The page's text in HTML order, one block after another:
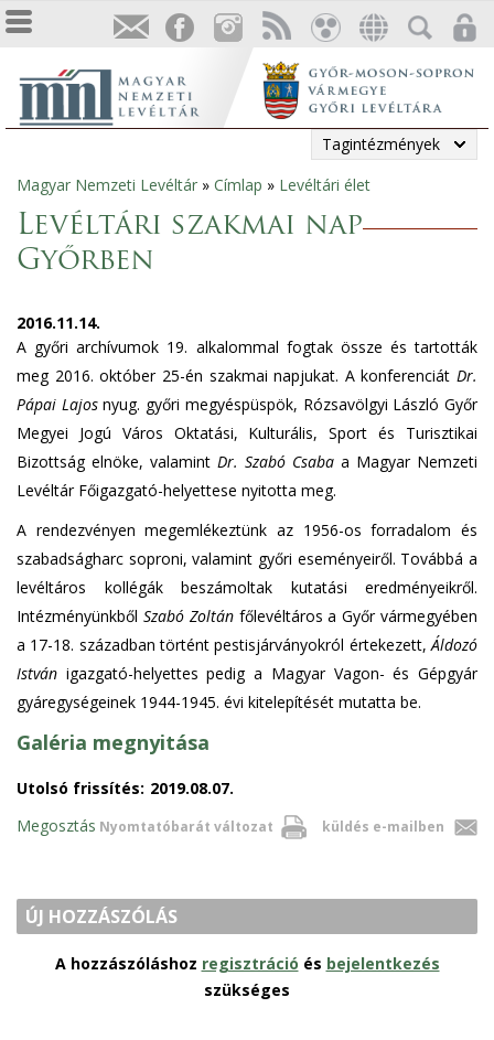
Tagintézmények
Jelenlegi
hely
Magyar Nemzeti Levéltár » Címlap » Levéltári élet
Levéltári szakmai nap
Győrben
2016.11.14.
A győri archívumok 19. alkalommal fogtak össze és tartották
meg 2016. október 25-én szakmai napjukat. A konferenciát Dr.
Pápai Lajosnyug. győri megyéspüspök, Rózsavölgyi László Győr
Megyei Jogú Város Oktatási, Kulturális, Sport és Turisztikai
Bizottság elnöke, valamint Dr. Szabó Csaba a Magyar Nemzeti
Levéltár Főigazgató-helyettese nyitotta meg.
A rendezvényen megemlékeztünk az 1956-os forradalom és
szabadságharc soproni, valamint győri eseményeiről. Továbbá a
levéltáros kollégák beszámoltak kutatási eredményeikről.
Intézményünkből Szabó Zoltánfőlevéltáros a Győr vármegyében
a 17-18. században történt pestisjárványokról értekezett,Áldozó
István igazgató-helyettes pedig a Magyar Vagon- és Gépgyár
gyáregységeinek 1944-1945. évi kitelepítését mutatta be.
Galéria megnyitása
Utolsó frissítés: 2019.08.07.
Nyomtatóbarát változat küldés e-mailben
Megosztás
ÚJ HOZZÁSZÓLÁS
A hozzászóláshoz regisztráció és bejelentkezés
szükséges